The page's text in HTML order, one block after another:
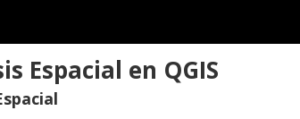
Espacial en QGIS